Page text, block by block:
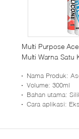
Multi Purpose
Multi Warna Satu
Nama Produk:
Volume: 300ml
Bahan utama:
Cara aplikasi: